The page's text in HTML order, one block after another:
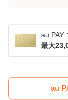
au PAY
最大
au